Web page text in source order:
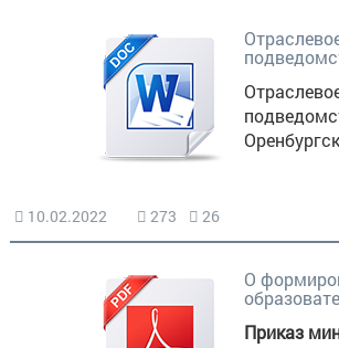
10.02.2022 273 26
О
Приказ